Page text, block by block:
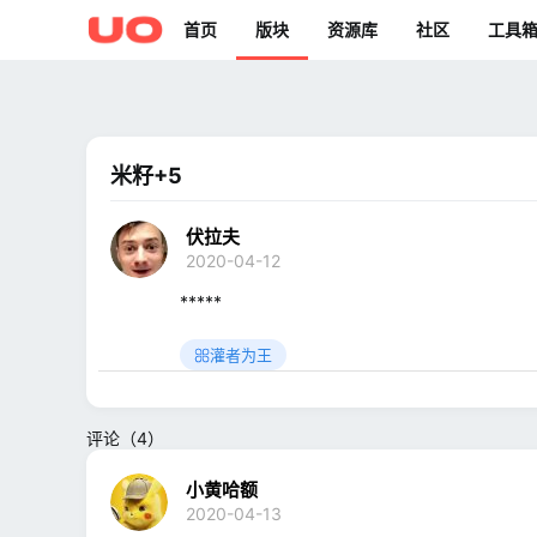
首页 版块 资源库 社区 工具箱
米籽+5
伏拉夫
2020-04-12
*****
灌者为王
评论（4）
小黄哈额
2020-04-13